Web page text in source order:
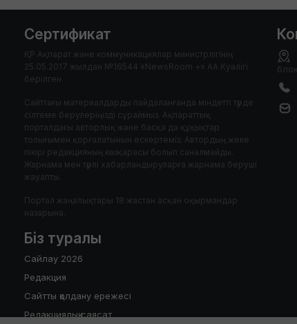
Сертификат
ҚР Ақпарат және коммуникациялар министрлігінің
25.05.2017 жылдан №16544 «NewsRoom +» АА Куәлігі
берілген.
Сайттағы материалдарды пайдаланғанда міндетті түрде
сілтеме берулеріңізді сұраймыз. Ақпараттық
порталдағы авторлық және басқа да құқықтар
толығымен қорғалатынын ескертеміз. Автордың жеке
пікірі редакцияның көзқарасы болып саналмайды.
Жарнама мен түрлі хабарландыруларға жарнама беруші
жауапты.
Портал жаңалықтары 18 жастан асқан оқырмандар
назарына.
Біз туралы
Сайлау 2026
Редакция
Сайтты қолдану ережесі
Редакциялық саясат